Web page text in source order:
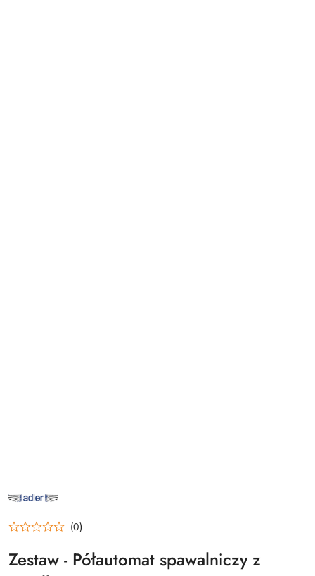
PRODUCENTA:
ADLER
(0)
Zestaw - Półautomat spawalniczy z